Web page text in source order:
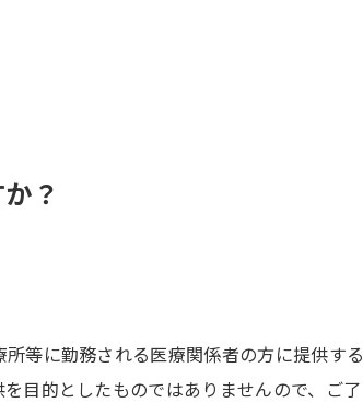
？
等に勤務される医療関係者の方に提供する
目的としたものではありませんので、ご了